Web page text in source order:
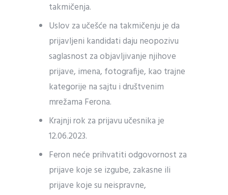
takmičenja.
Uslov za učešće na takmičenju je da
prijavljeni kandidati daju neopozivu
saglasnost za objavljivanje njihove
prijave, imena, fotografije, kao trajne
kategorije na sajtu i društvenim
mrežama Ferona.
Krajnji rok za prijavu učesnika je
12.06.2023.
Feron neće prihvatiti odgovornost za
prijave koje se izgube, zakasne ili
prijave koje su neispravne,